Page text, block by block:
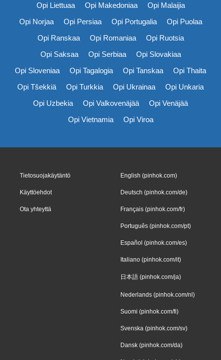
Opi Liettuaa
Opi Makedoniaa
Opi Malaijia
Opi Norjaa
Opi Persiaa Opi Portugalia
Opi Puolaa
Opi Ranskaa
Opi Romaniaa
Opi Ruotsia
Opi Saksaa
Opi Serbiaa
Opi Slovakiaa
Opi Sloveniaa
Opi Tagalogia Opi Tanskaa
Opi Thaita
Opi Tšekkiä
Opi Turkkia Opi Ukrainaa
Opi Unkaria
Opi Uzbekia
Opi Valkovenäjää
Opi Venäjää
Opi Vietnamia
Opi Viroa
Tietosuojakäytäntö
Käyttöehdot
Ota yhteyttä
English (pinhok.com)
Deutsch (pinhok.com/de)
Français (pinhok.com/fr)
Português (pinhok.com/pt)
Español (pinhok.com/es)
Italiano (pinhok.com/it)
日本語 (pinhok.com/ja)
Nederlands (pinhok.com/nl)
Suomi (pinhok.com/fi)
Svenska (pinhok.com/sv)
Dansk (pinhok.com/da)